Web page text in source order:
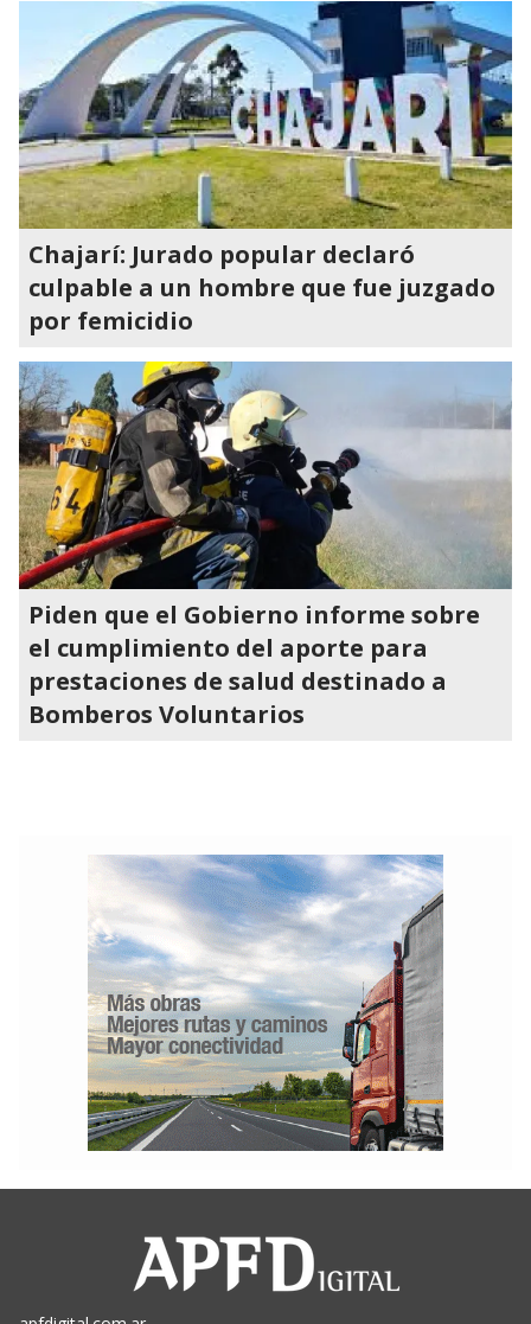
Chajarí: Jurado popular declaró
culpable a un hombre que fue juzgado
por femicidio
Piden que el Gobierno informe sobre
el cumplimiento del aporte para
prestaciones de salud destinado a
Bomberos Voluntarios